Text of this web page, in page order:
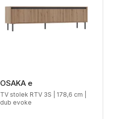
OSAKA e
TV stolek RTV 3S | 178,6 cm |
dub evoke